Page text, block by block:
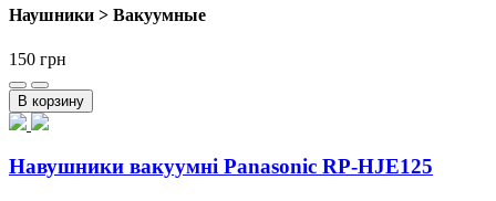
Наушники > Вакуумные
150 грн
В корзину
Навушники вакуумні Panasonic RP-HJE125